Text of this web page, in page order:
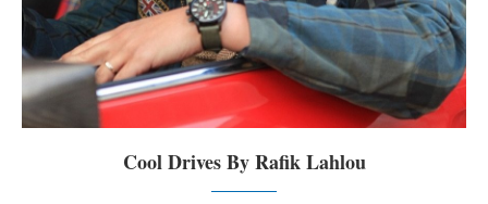
Cool Drives By Rafik Lahlou